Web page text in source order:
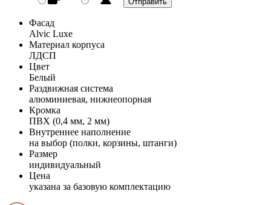
Фасад
Alvic Luxe
Материал корпуса
ЛДСП
Цвет
Белый
Раздвижная система
алюминиевая, нижнеопорная
Кромка
ПВХ (0,4 мм, 2 мм)
Внутреннее наполнение
на выбор (полки, корзины, штанги)
Размер
индивидуальный
Цена
указана за базовую комплектацию